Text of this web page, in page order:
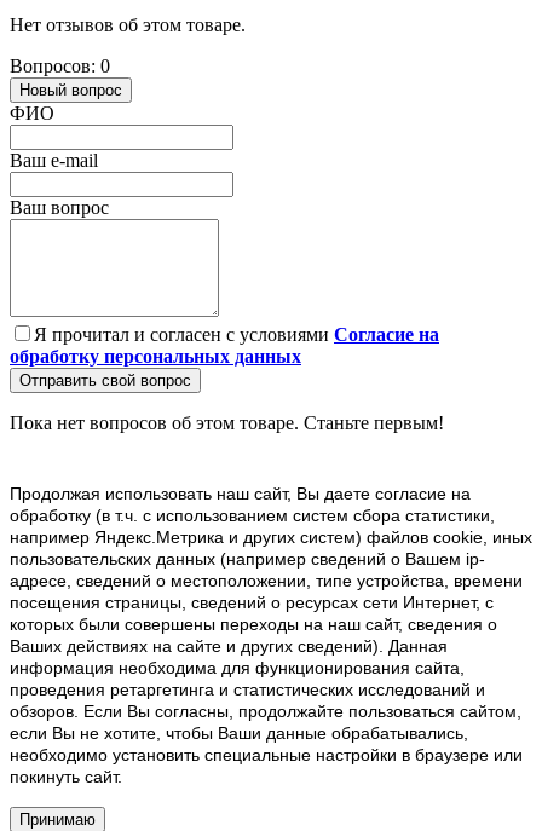
Нет отзывов об этом товаре.
Вопросов: 0
Новый вопрос
ФИО
Ваш e-mail
Ваш вопрос
Я прочитал и согласен с условиями Согласие на
обработку персональных данных
Отправить свой вопрос
Пока нет вопросов об этом товаре. Станьте первым!
Продолжая использовать наш cайт, Вы даете согласие на
обработку (в т.ч. с использованием систем сбора статистики,
например Яндекс.Метрика и других систем) файлов cookie, иных
пользовательских данных (например сведений о Вашем ip-
адресе, сведений о местоположении, типе устройства, времени
посещения страницы, сведений о ресурсах сети Интернет, с
которых были совершены переходы на наш сайт, сведения о
Ваших действиях на сайте и других сведений). Данная
информация необходима для функционирования сайта,
проведения ретаргетинга и статистических исследований и
обзоров. Если Вы согласны, продолжайте пользоваться сайтом,
если Вы не хотите, чтобы Ваши данные обрабатывались,
необходимо установить специальные настройки в браузере или
покинуть сайт.
Принимаю